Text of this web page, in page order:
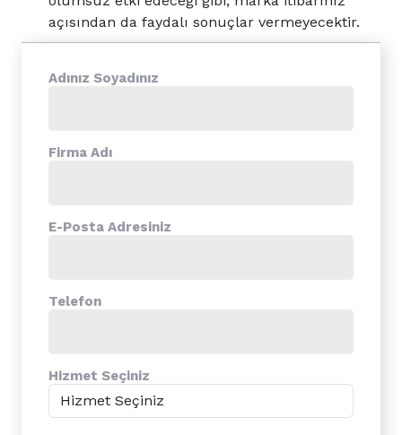
açısından da faydalı sonuçlar vermeyecektir.
Adınız Soyadınız
Firma Adı
E-Posta Adresiniz
Telefon
Hizmet Seçiniz